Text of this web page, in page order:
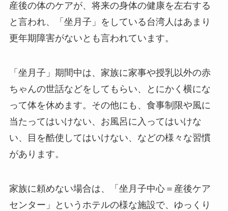
産後の体のケアが、将来の身体の健康を左右する
と言われ、「坐月子」をしている台湾人はあまり
更年期障害がないとも言われています。
「坐月子」期間中は、家族に家事や授乳以外の赤
ちゃんの世話などをしてもらい、とにかく横にな
って体を休めます。その他にも、食事制限や風に
当たってはいけない、お風呂に入ってはいけな
い、目を酷使してはいけない、などの様々な習慣
があります。
家族に頼めない場合は、「坐月子中心＝産後ケア
センター」というホテルの様な施設で、ゆっくり